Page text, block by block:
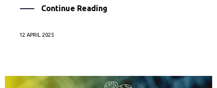
Continue Reading
12 APRIL 2025